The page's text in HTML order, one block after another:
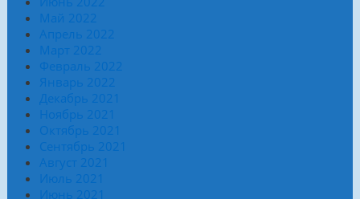
Май 2022
Апрель 2022
Март 2022
Февраль 2022
Январь 2022
Декабрь 2021
Ноябрь 2021
Октябрь 2021
Сентябрь 2021
Август 2021
Июль 2021
Июнь 2021